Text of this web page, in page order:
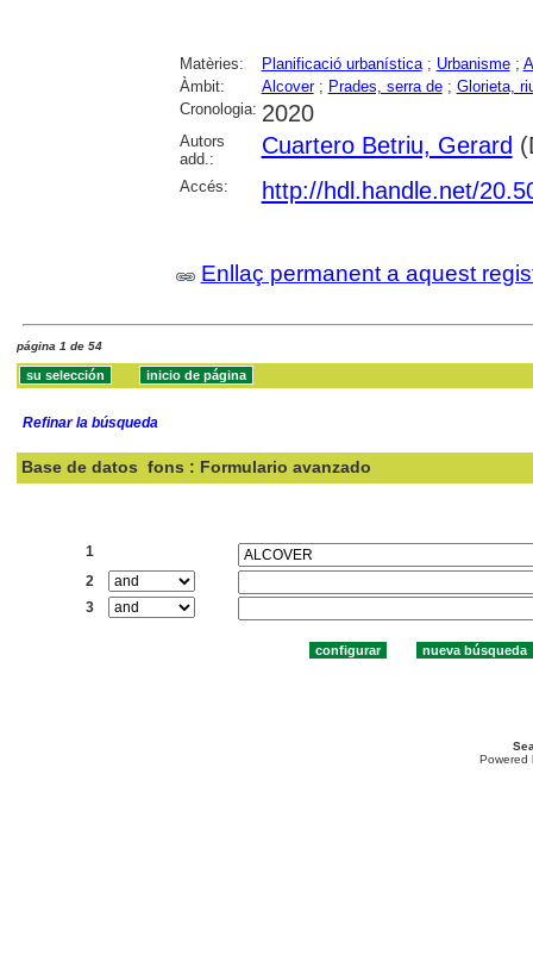
Matèries: Planificació urbanística; Urbanisme;
Àmbit:
Alcover; Prades, serra de; Glorieta,
Cronologia: 2020
Autors
add.:
Cuartero Betriu, Gerard
Accés: http://hdl.handle.net/
Enllaç permanent a aquest
página 1 de 54
Refinar la búsqueda
Base de datos fons : Formulario avanzado
1
2
3